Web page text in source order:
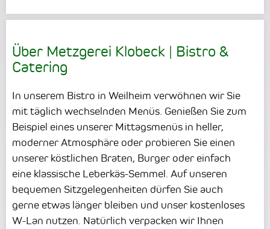
Über Metzgerei Klobeck | Bistro &
Catering
In unserem Bistro in Weilheim verwöhnen wir Sie
mit täglich wechselnden Menüs. Genießen Sie zum
Beispiel eines unserer Mittagsmenüs in heller,
moderner Atmosphäre oder probieren Sie einen
unserer köstlichen Braten, Burger oder einfach
eine klassische Leberkäs-Semmel. Auf unseren
bequemen Sitzgelegenheiten dürfen Sie auch
gerne etwas länger bleiben und unser kostenloses
W-Lan nutzen. Natürlich verpacken wir Ihnen